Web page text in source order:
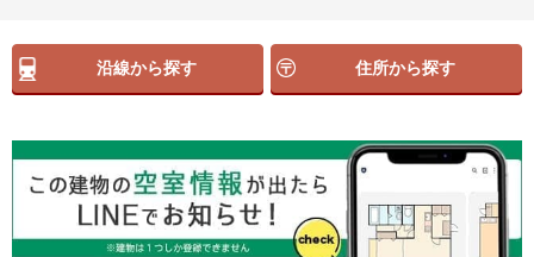
沿線から探す 住所から探す